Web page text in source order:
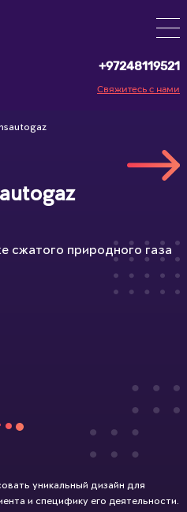
+97248119521
Свяжитесь с нами
сжатого природного газа
уникальный дизайн для
и специфику его деятельности.